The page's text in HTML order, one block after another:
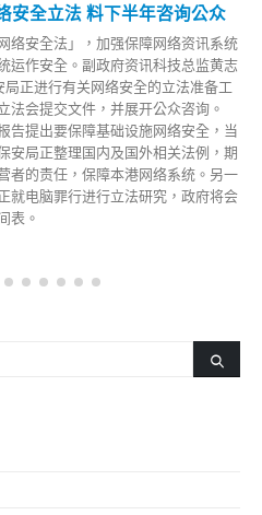
安全立法 料下半年咨询公众
络安全法」，加强保障网络资讯系统
运作安全。副政府资讯科技总监黄志
正进行有关网络安全的立法准备工
法会提交文件，并展开公众咨询。
告提出要保障基础设施网络安全，当
安局正整理国内及国外相关法例，期
者的责任，保障本港网络系统。另一
就电脑罪行进行立法研究，政府将会
表。